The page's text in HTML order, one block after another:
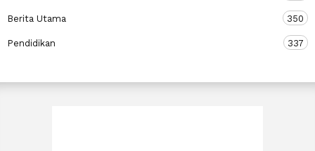
Berita Utama 350
Pendidikan 337